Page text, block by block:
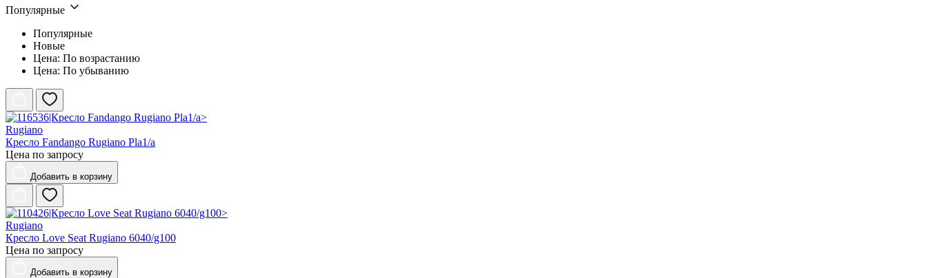
Популярные
Популярные
Новые
Цена: По возрастанию
Цена: По убыванию
Rugiano
Кресло Fandango Rugiano Pla1/a
Цена по запросу
Добавить в корзину
Rugiano
Кресло Love Seat Rugiano 6040/g100
Цена по запросу
Добавить в корзину